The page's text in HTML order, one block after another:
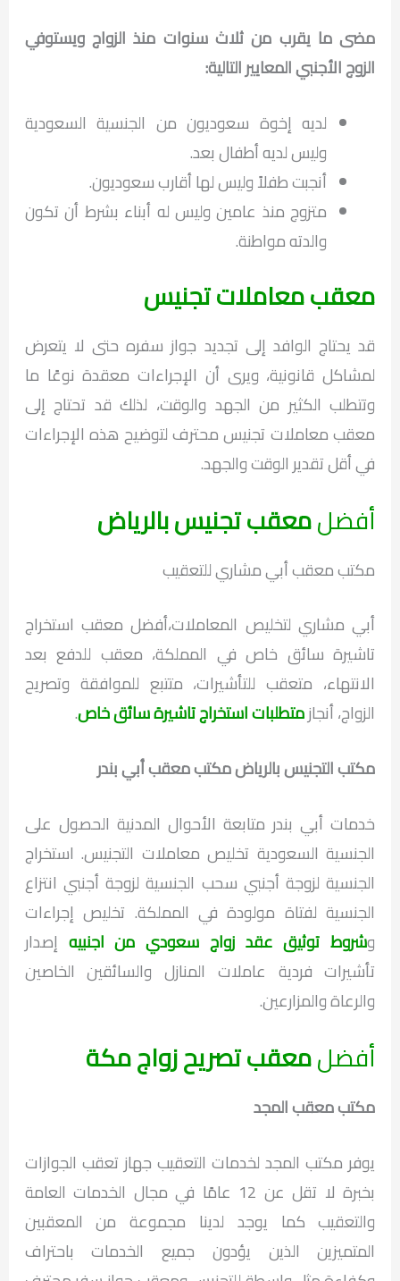
مضى ما يقرب من ثلاث سنوات منذ الزواج ويستوفي
الزوج الأجنبي المعايير التالية:
لديه إخوة سعوديون من الجنسية السعودية
وليس لديه أطفال بعد.
أنجبت طفلاً وليس لها أقارب سعوديون.
متزوج منذ عامين وليس له أبناء بشرط أن تكون
والدته مواطنة.
معقب معاملات تجنيس
قد يحتاج الوافد إلى تجديد جواز سفره حتى لا يتعرض
لمشاكل قانونية، ويرى أن الإجراءات معقدة نوعًا ما
وتتطلب الكثير من الجهد والوقت، لذلك قد تحتاج إلى
معقب معاملات تجنيس محترف لتوضيح هذه الإجراءات
في أقل تقدير الوقت والجهد.
أفضلمعقب تجنيس بالرياض
مكتب معقب أبي مشاري للتعقيب
أبي مشاري لتخليص المعاملات،أفضل معقب استخراج
تاشيرة سائق خاص في المملكة، معقب للدفع بعد
الانتهاء، متعقب للتأشيرات، متتبع للموافقة وتصريح
الزواج، أنجازمتطلبات استخراج تاشيرة سائق خاص.
مكتب التجنيس بالرياض مكتب معقب أبي بندر
خدمات أبي بندر متابعة الأحوال المدنية الحصول على
الجنسية السعودية تخليص معاملات التجنيس. استخراج
الجنسية لزوجة أجنبي سحب الجنسية لزوجة أجنبي انتزاع
الجنسية لفتاة مولودة في المملكة. تخليص إجراءات
وشروط توثيق عقد زواج سعودي من اجنبيه إصدار
تأشيرات فردية عاملات المنازل والسائقين الخاصين
والرعاة والمزارعين.
أفضلمعقب تصريح زواج مكة
مكتب معقب المجد
يوفر مكتب المجد لخدمات التعقيب جهاز تعقب الجوازات
بخبرة لا تقل عن 12 عامًا في مجال الخدمات العامة
والتعقيب كما يوجد لدينا مجموعة من المعقبين
المتميزين الذين يؤدون جميع الخدمات باحتراف